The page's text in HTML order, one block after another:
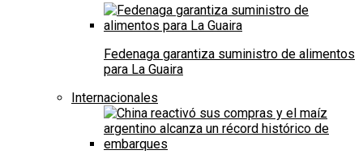
Fedenaga garantiza suministro de alimentos
para La Guaira
Internacionales